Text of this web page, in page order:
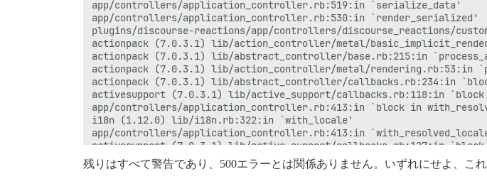
app/controllers/application_controller.rb:519:in `serialize_data'
app/controllers/application_controller.rb:530:in `render_serialized'
plugins/discourse-reactions/app/controllers/discourse_reactions/
actionpack (7.0.3.1) lib/action_controller/metal/
actionpack (7.0.3.1) lib/abstract_controller/base.rb:215:in
actionpack (7.0.3.1) lib/action_controller/metal/rendering.rb:53:in
actionpack (7.0.3.1) lib/abstract_controller/callbacks.rb:234:in
activesupport (7.0.3.1) lib/active_support/callbacks.rb:118:in
app/controllers/application_controller.rb:413:in `block in
i18n (1.12.0) lib/i18n.rb:322:in `with_locale'
app/controllers/application_controller.rb:413:in
activesupport (7.0.3.1) lib/active_support/callbacks.rb:127:in
activesupport (7.0.3.1) lib/active_support/callbacks.rb:138:in
actionpack (7.0.3.1) lib/abstract_controller/callbacks.rb:233:in
残りはすべて警告であり、500エラーとは関係ありません。いずれにせよ、こ